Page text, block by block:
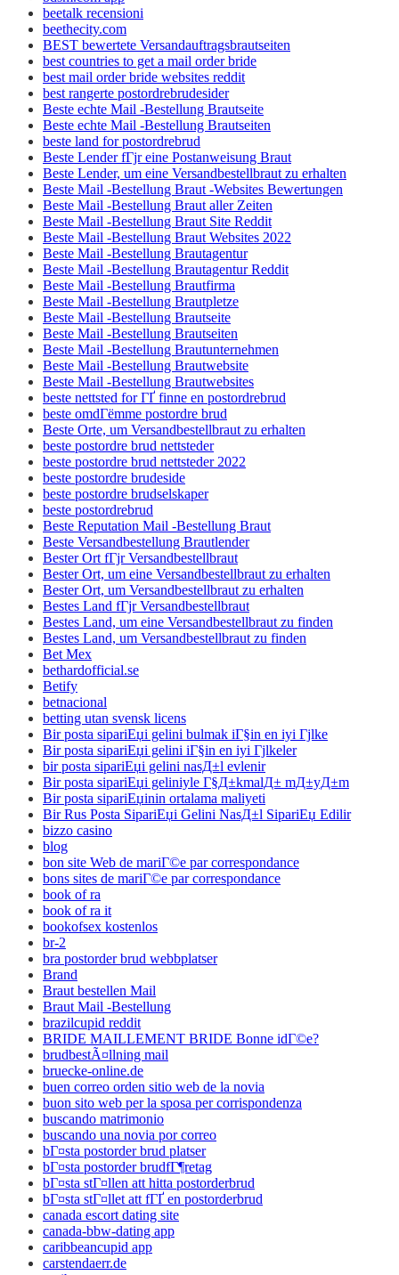
beetalk recensioni
beethecity.com
BEST bewertete Versandauftragsbrautseiten
best countries to get a mail order bride
best mail order bride websites reddit
best rangerte postordrebrudesider
Beste echte Mail -Bestellung Brautseite
Beste echte Mail -Bestellung Brautseiten
beste land for postordrebrud
Beste Lender fГјr eine Postanweisung Braut
Beste Lender, um eine Versandbestellbraut zu erhalten
Beste Mail -Bestellung Braut -Websites Bewertungen
Beste Mail -Bestellung Braut aller Zeiten
Beste Mail -Bestellung Braut Site Reddit
Beste Mail -Bestellung Braut Websites 2022
Beste Mail -Bestellung Brautagentur
Beste Mail -Bestellung Brautagentur Reddit
Beste Mail -Bestellung Brautfirma
Beste Mail -Bestellung Brautpletze
Beste Mail -Bestellung Brautseite
Beste Mail -Bestellung Brautseiten
Beste Mail -Bestellung Brautunternehmen
Beste Mail -Bestellung Brautwebsite
Beste Mail -Bestellung Brautwebsites
beste nettsted for ГҐ finne en postordrebrud
beste omdГёmme postordre brud
Beste Orte, um Versandbestellbraut zu erhalten
beste postordre brud nettsteder
beste postordre brud nettsteder 2022
beste postordre brudeside
beste postordre brudselskaper
beste postordrebrud
Beste Reputation Mail -Bestellung Braut
Beste Versandbestellung Brautlender
Bester Ort fГјr Versandbestellbraut
Bester Ort, um eine Versandbestellbraut zu erhalten
Bester Ort, um Versandbestellbraut zu erhalten
Bestes Land fГјr Versandbestellbraut
Bestes Land, um eine Versandbestellbraut zu finden
Bestes Land, um Versandbestellbraut zu finden
Bet Mex
bethardofficial.se
Betify
betnacional
betting utan svensk licens
Bir posta sipariЕџi gelini bulmak iГ§in en iyi Гјlke
Bir posta sipariЕџi gelini iГ§in en iyi Гјlkeler
bir posta sipariЕџi gelini nasД±l evlenir
Bir posta sipariЕџi geliniyle Г§Д±kmalД± mД±yД±m
Bir posta sipariЕџinin ortalama maliyeti
Bir Rus Posta SipariЕџi Gelini NasД±l SipariЕџ Edilir
bizzo casino
blog
bon site Web de mariГ©e par correspondance
bons sites de mariГ©e par correspondance
book of ra
book of ra it
bookofsex kostenlos
br-2
bra postorder brud webbplatser
Brand
Braut bestellen Mail
Braut Mail -Bestellung
brazilcupid reddit
BRIDE MAILLEMENT BRIDE Bonne idГ©e?
brudbestÃ¤llning mail
bruecke-online.de
buen correo orden sitio web de la novia
buon sito web per la sposa per corrispondenza
buscando matrimonio
buscando una novia por correo
bГ¤sta postorder brud platser
bГ¤sta postorder brudfГ¶retag
bГ¤sta stГ¤llen att hitta postorderbrud
bГ¤sta stГ¤llet att fГҐ en postorderbrud
canada escort dating site
canada-bbw-dating app
caribbeancupid app
carstendaerr.de